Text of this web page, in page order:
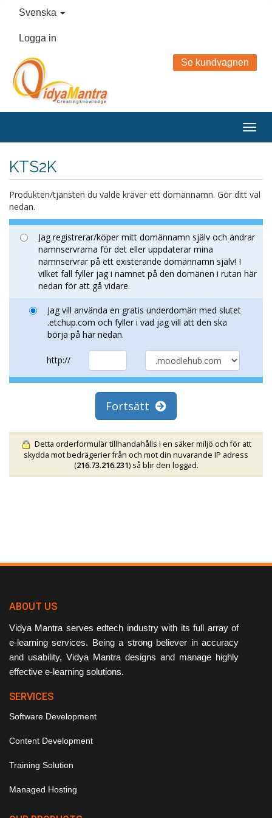
Svenska
Logga in
Se kundvagnen
KTS2K
Produkten/tjänsten du valde kräver ett domännamn. Gör ditt val
nedan.
Jag registrerar/köper mitt domännamn själv och ändrar
namnservrarna för det eller uppdaterar mina
namnservrar på ett existerande domännamn själv! I
vilket fall fyller jag i namnet på den domänen i rutan här
nedan för att gå vidare.
Jag vill använda en gratis underdomän med slutet
.etchup.com och fyller i vad jag vill att den ska
börja på här nedan.
http://
Fortsätt
Detta orderformulär tillhandahålls i en säker miljö och för att
skydda mot bedrägerier från och mot din nuvarande IP adress
(216.73.216.231) så blir den loggad.
ABOUT US
Vidya Mantra serves edtech industry with its full array of
e-learning services. Being a strong believer in accuracy
and usability, Vidya Mantra designs and manage highly
effective e-learning solutions.
SERVICES
Software Development
Content Development
Training Solution
Managed Hosting